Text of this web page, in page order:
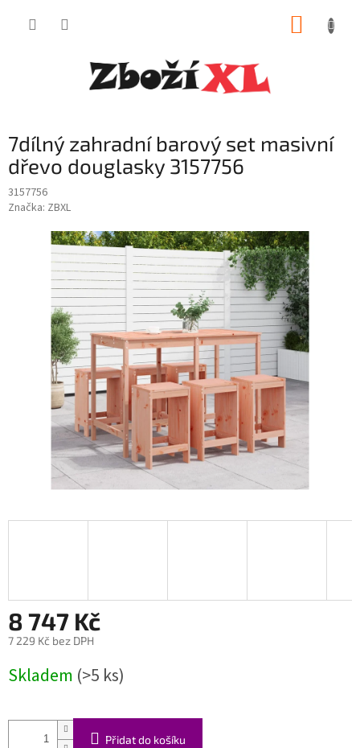
7dílný zahradní barový set masivní
dřevo douglasky 3157756
3157756
Značka: ZBXL
8 747 Kč
7 229 Kč bez DPH
cena:
Skladem (>5 ks)
Přidat do košíku